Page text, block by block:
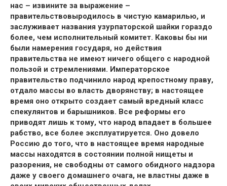
нас – извините за выражение –
правительствовыродилось в чистую камарилью, и
заслуживает названия узурпаторской шайки гораздо
более, чем исполнительный комитет. Каковы бы ни
были намерения государя, но действия
правительства не имеют ничего общего с народной
пользой и стремлениями. Императорское
правительство подчинило народ крепостному праву,
отдало массы во власть дворянству; в настоящее
время оно открыто создает самый вредный класс
спекулянтов и барышников. Все реформы его
приводят лишь к тому, что народ впадает в большее
рабство, все более эксплуатируется. Оно довело
Россию до того, что в настоящее время народные
массы находятся в состоянии полной нищеты и
разорения, не свободны от самого обидного надзора
даже у своего домашнего очага, не властны даже в